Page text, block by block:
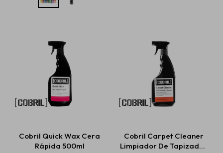
Cobril Quick Wax Cera
Rápida 500ml
Cobril Carpet Cleaner
Limpiador De Tapizados